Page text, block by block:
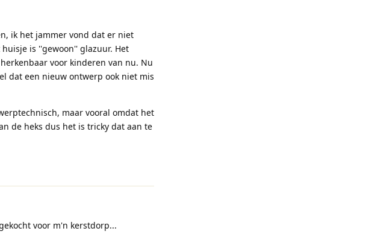
ik het jammer vond dat er niet
is ''gewoon'' glazuur. Het
voor kinderen van nu. Nu
dat een nieuw ontwerp ook niet mis
maar vooral omdat het
de heks dus het is tricky dat aan te
voor m'n kerstdorp...